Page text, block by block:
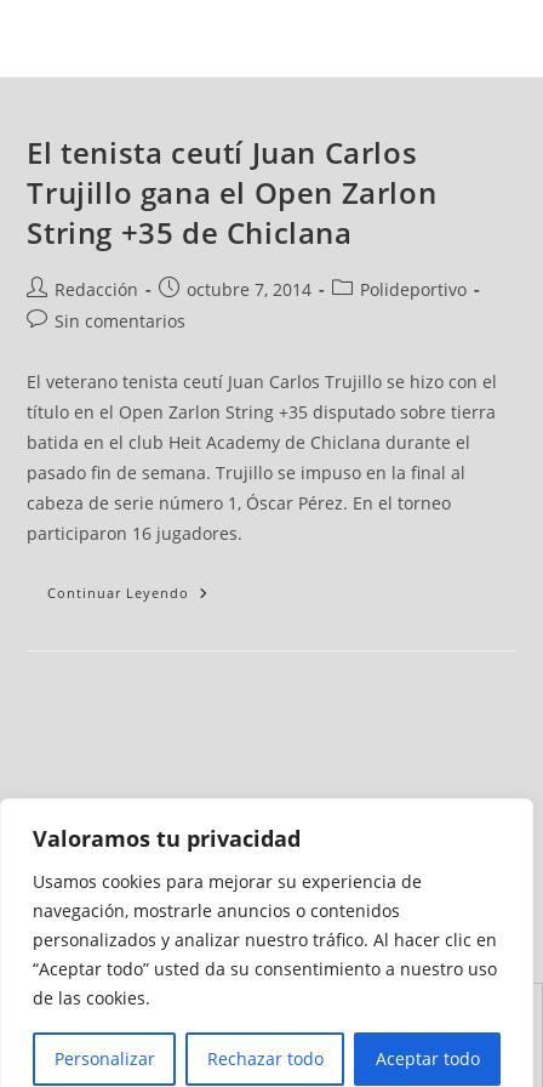
Valoramos tu privacidad
Usamos cookies para mejorar su experiencia de
navegación, mostrarle anuncios o contenidos
personalizados y analizar nuestro tráfico. Al hacer clic en
“Aceptar todo” usted da su consentimiento a nuestro uso
de las cookies.
Personalizar Rechazar todo Aceptar todo
El tenista ceutí Juan Carlos
Trujillo gana el Open Zarlon
String +35 de Chiclana
Redacción octubre 7, 2014
Polideportivo
Sin comentarios
El veterano tenista ceutí Juan Carlos Trujillo se hizo con el
título en el Open Zarlon String +35 disputado sobre tierra
batida en el club Heit Academy de Chiclana durante el
pasado fin de semana. Trujillo se impuso en la final al
cabeza de serie número 1, Óscar Pérez. En el torneo
participaron 16 jugadores.
Continuar Leyendo
Medio auditado por
Accesibilidad
Sitio
Cookies
Privacidad